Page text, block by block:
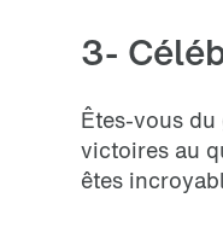
3-
Êtes-vous
victoires au
êtes